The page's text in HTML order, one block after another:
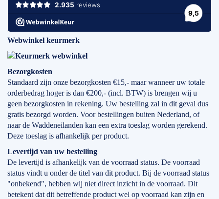
Webwinkel keurmerk
Bezorgkosten
Standaard zijn onze bezorgkosten €15,- maar wanneer uw totale
orderbedrag hoger is dan €200,- (incl. BTW) is brengen wij u
geen bezorgkosten in rekening. Uw bestelling zal in dit geval dus
gratis bezorgd worden. Voor bestellingen buiten Nederland, of
naar de Waddeneilanden kan een extra toeslag worden gerekend.
Deze toeslag is afhankelijk per product.
Levertijd van uw bestelling
De levertijd is afhankelijk van de voorraad status. De voorraad
status vindt u onder de titel van dit product. Bij de voorraad status
"onbekend", hebben wij niet direct inzicht in de voorraad. Dit
betekent dat dit betreffende product wel op voorraad kan zijn en